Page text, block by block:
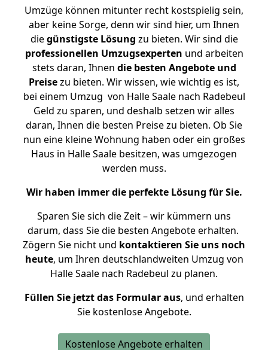
Umzüge können mitunter recht kostspielig sein,
aber keine Sorge, denn wir sind hier, um Ihnen
diegünstigste Lösung zu bieten. Wir sind die
professionellen Umzugsexperten und arbeiten
stets daran, Ihnen die besten Angebote und
Preisezu bieten. Wir wissen, wie wichtig es ist,
bei einem Umzug von Halle Saale nach Radebeul
Geld zu sparen, und deshalb setzen wir alles
daran, Ihnen die besten Preise zu bieten. Ob Sie
nun eine kleine Wohnung haben oder ein großes
Haus in Halle Saale besitzen, was umgezogen
werden muss.
Wir haben immer die perfekte Lösung für Sie.
Sparen Sie sich die Zeit – wir kümmern uns
darum, dass Sie die besten Angebote erhalten.
Zögern Sie nicht und kontaktieren Sie uns noch
heute, um Ihren deutschlandweiten Umzug von
Halle Saale nach Radebeul zu planen.
Füllen Sie jetzt das Formular aus, und erhalten
Sie kostenlose Angebote.
Kostenlose Angebote erhalten